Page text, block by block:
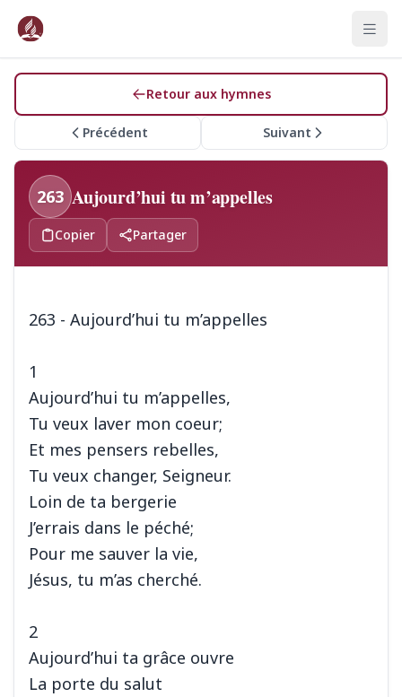
Retour aux hymnes
Précédent Suivant
263 Aujourd’hui tu m’appelles
Copier Partager
263 - Aujourd’hui tu m’appelles
1
Aujourd’hui tu m’appelles,
Tu veux laver mon coeur;
Et mes pensers rebelles,
Tu veux changer, Seigneur.
Loin de ta bergerie
J’errais dans le péché;
Pour me sauver la vie,
Jésus, tu m’as cherché.
2
Aujourd’hui ta grâce ouvre
La porte du salut